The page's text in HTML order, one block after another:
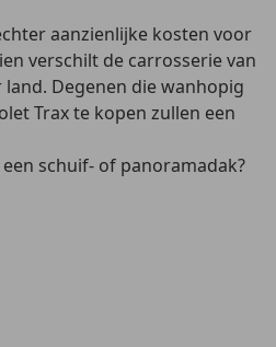
aanzienlijke kosten voor
verschilt de carrosserie van
Degenen die wanhopig
Trax te kopen zullen een
schuif- of panoramadak?